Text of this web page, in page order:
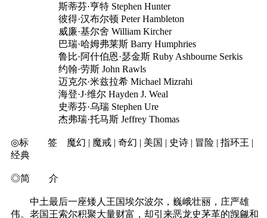
斯蒂芬·亨特 Stephen Hunter
彼得·汉布尔顿 Peter Hambleton
威廉·基尔舍 William Kircher
巴瑞·哈姆弗莱斯 Barry Humphries
鲁比·阿什伯恩·瑟金斯 Ruby Ashbourne Serkis
约翰·劳斯 John Rawls
迈克尔·米兹拉希 Michael Mizrahi
海登·J·维尔 Hayden J. Weal
史蒂芬·乌瑞 Stephen Ure
杰弗瑞·托马斯 Jeffrey Thomas
◎标 签 魔幻 | 魔戒 | 奇幻 | 美国 | 史诗 | 冒险 | 指环王 |
经典
◎简 介
中土最后一座矮人王国埃尔波尔，巍峨壮丽，庄严雄
伟。老国王索尔积聚大量财富，却引来恶龙史茅革的觊觎和